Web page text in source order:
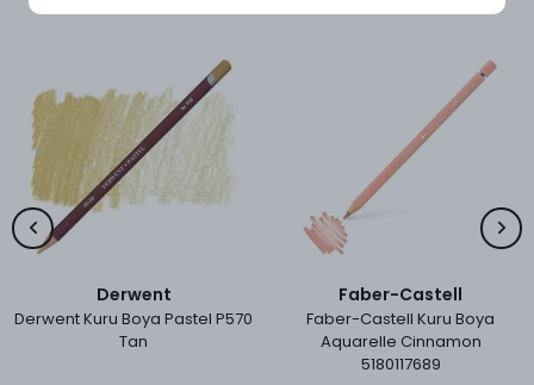
Derwent
Derwent Kuru Boya Pastel P570
Tan
Faber-Castell
Faber-Castell Kuru Boya
Aquarelle Cinnamon
5180117689